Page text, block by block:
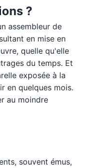
?
assembleur de
en mise en
quelle qu'elle
du temps. Et
exposée à la
en quelques mois.
au moindre
souvent émus,